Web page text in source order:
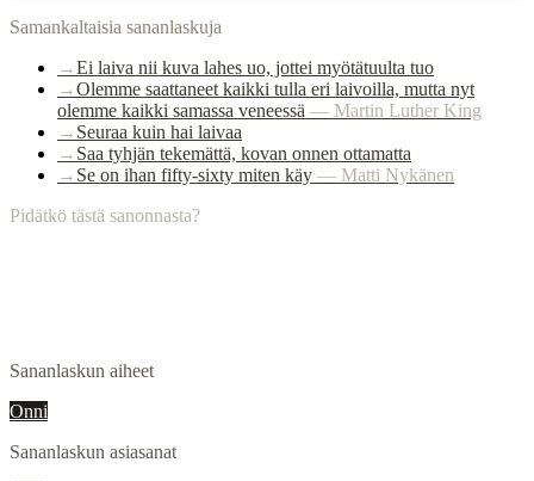
Samankaltaisia sananlaskuja
→Ei laiva nii kuva lahes uo, jottei myötätuulta tuo
→Olemme saattaneet kaikki tulla eri laivoilla, mutta nyt
olemme kaikki samassa veneessä — Martin Luther King
→ Seuraa kuin hai laivaa
→ Saa tyhjän tekemättä, kovan onnen ottamatta
→ Se on ihan fifty-sixty miten käy — Matti Nykänen
Pidätkö tästä sanonnasta?
Sananlaskun aiheet
Onni
Sananlaskun asiasanat